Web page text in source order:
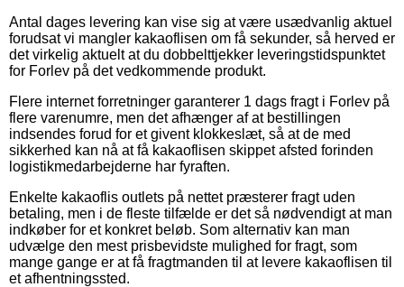
Antal dages levering kan vise sig at være usædvanlig aktuel
forudsat vi mangler kakaoflisen om få sekunder, så herved er
det virkelig aktuelt at du dobbelttjekker leveringstidspunktet
for Forlev på det vedkommende produkt.
Flere internet forretninger garanterer 1 dags fragt i Forlev på
flere varenumre, men det afhænger af at bestillingen
indsendes forud for et givent klokkeslæt, så at de med
sikkerhed kan nå at få kakaoflisen skippet afsted forinden
logistikmedarbejderne har fyraften.
Enkelte kakaoflis outlets på nettet præsterer fragt uden
betaling, men i de fleste tilfælde er det så nødvendigt at man
indkøber for et konkret beløb. Som alternativ kan man
udvælge den mest prisbevidste mulighed for fragt, som
mange gange er at få fragtmanden til at levere kakaoflisen til
et afhentningssted.